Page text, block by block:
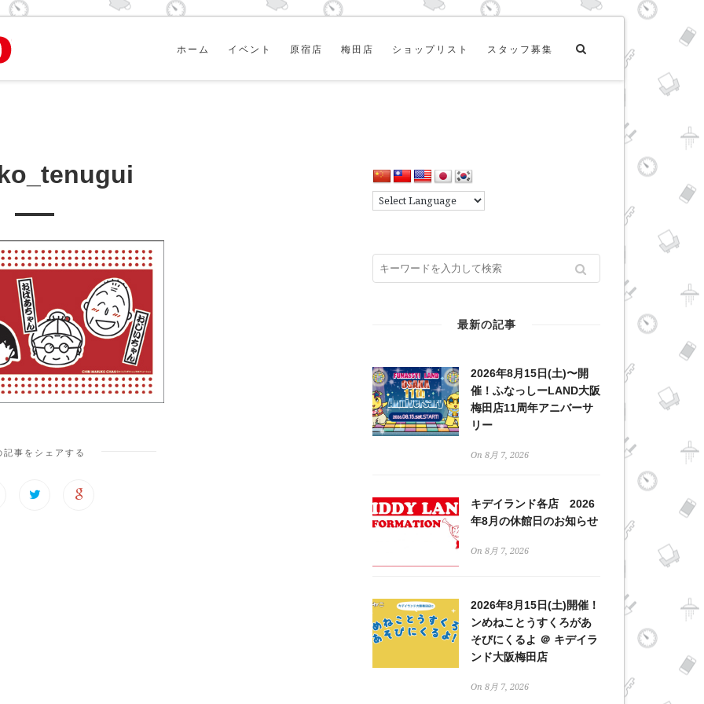
ホーム イベント 原宿店 梅田店 ショップリスト スタッフ募集
記事をシェアする
最新の記事
2026年8月15日(土)〜開
催！ふなっしーLAND大阪
梅田店11周年アニバーサ
リー
On 8月 7, 2026
キデイランド各店 2026
年8月の休館日のお知らせ
On 8月 7, 2026
2026年8月15日(土)開催！
ンめねことうすくろがあ
そびにくるよ ＠ キデイラ
ンド大阪梅田店
On 8月 7, 2026